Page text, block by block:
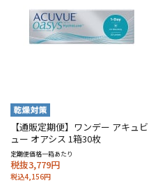
【通販定期便】ワンデー アキュビ
ュー オアシス 1箱30枚
定期便価格一箱あたり
税抜3,779円
税込4,156円